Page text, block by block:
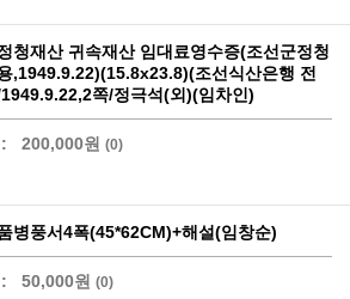
청재산 귀속재산 임대료영수증(조선군정청
,1949.9.22)(15.8x23.8)(조선식산은행 전
쪽/정극석(외)(임차인)
200,000원 (0)
병풍서4폭(45*62CM)+해설(임창순)
50,000원 (0)